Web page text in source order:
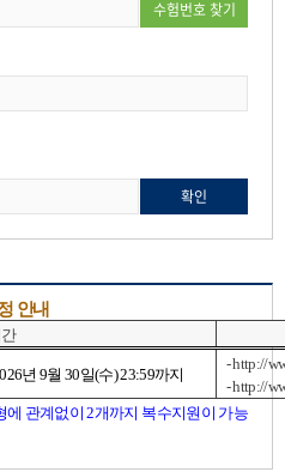
수험번호 찾기
확인
안내
년 9월30일(수) 23:59까지
- http://
- http://
에 관계없이2개까지 복수지원이 가능